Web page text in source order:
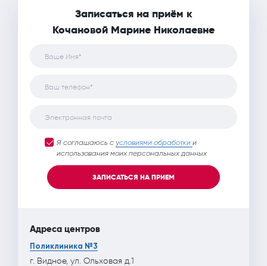
Записаться на приём к
Кочановой Марине Николаевне
Ваше Имя*
Ваш телефон*
Электронная почта
Я соглашаюсь с условиями обработки и
использования моих персональных данных
ЗАПИСАТЬСЯ НА ПРИЕМ
Адреса центров
Поликлиника №3
г. Видное, ул. Ольховая д.1